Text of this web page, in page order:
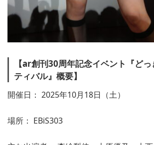
【ar創刊30周年記念イベント『ど
ティバル』概要】
開催日： 2025年10月18日（土）
場所： EBiS303